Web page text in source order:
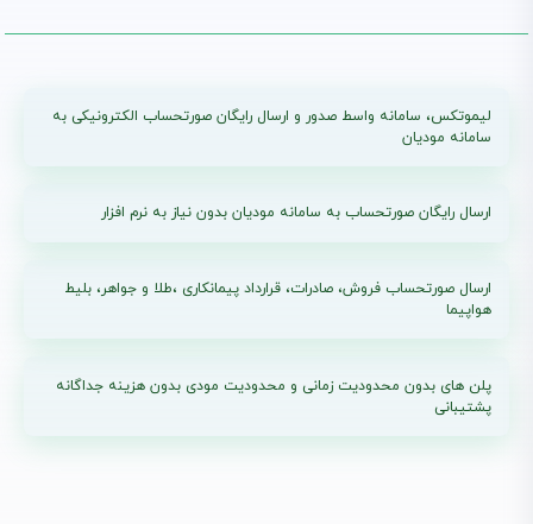
لیموتکس، سامانه واسط صدور و ارسال رایگان صورتحساب الکترونیکی به
سامانه مودیان
ارسال رایگان صورتحساب به سامانه مودیان بدون نیاز به نرم افزار
ارسال صورتحساب فروش، صادرات، قرارداد پیمانکاری ،طلا و جواهر، بلیط
هواپیما
پلن های بدون محدودیت زمانی و محدودیت مودی بدون هزینه جداگانه
پشتیبانی